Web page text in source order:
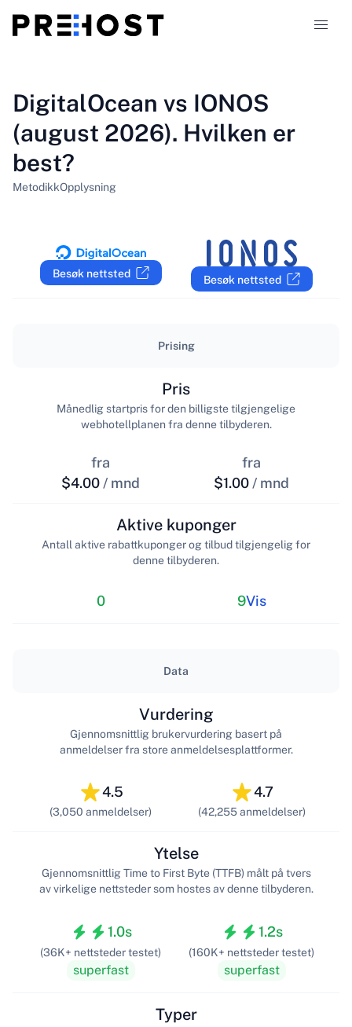
Sammenligninger
NO
DigitalOcean vs IONOS
(august 2026). Hvilken er
best?
MetodikkOpplysning
Besøk nettsted Besøk nettsted
Prising
fra
$4.00 / mnd
Pris
Månedlig startpris for den billigste tilgjengelige
webhotellplanen fra denne tilbyderen.
fra
$1.00 / mnd
0
Aktive kuponger
Antall aktive rabattkuponger og tilbud tilgjengelig for
denne tilbyderen.
9Vis
Data
4.5
(3,050 anmeldelser)
Vurdering
Gjennomsnittlig brukervurdering basert på
anmeldelser fra store anmeldelsesplattformer.
4.7
(42,255 anmeldelser)
1.0s
(36K+ nettsteder testet)
superfast
Ytelse
Gjennomsnittlig Time to First Byte (TTFB) målt på tvers
av virkelige nettsteder som hostes av denne tilbyderen.
1.2s
(160K+ nettsteder testet)
superfast
Typer